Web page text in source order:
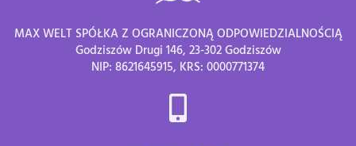
MAX WELT SPÓŁKA Z OGRANICZONĄ ODPOWIEDZIALNOŚCIĄ
Godziszów Drugi 146, 23-302 Godziszów
NIP: 8621645915, KRS: 0000771374